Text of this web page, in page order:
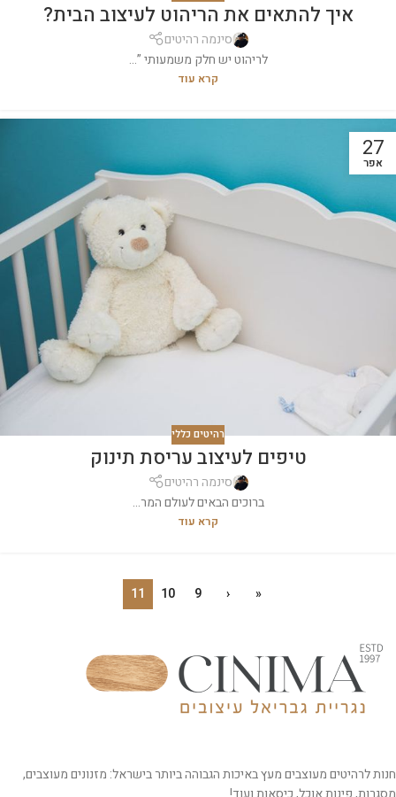
איך להתאים את הריהוט לעיצוב הבית?
סינמה רהיטים
לריהוט יש חלק משמעותי ”...
קרא עוד
27
אפר
רהיטים כללי
טיפים לעיצוב עריסת תינוק
סינמה רהיטים
ברוכים הבאים לעולם המר...
קרא עוד
«
‹
9
10
11
חנות לרהיטים מעוצבים מעץ באיכות הגבוהה ביותר בישראל: מזנונים מעוצבים,